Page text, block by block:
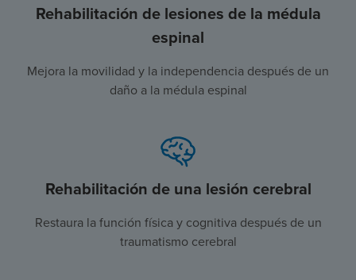
Rehabilitación de lesiones de la médula
espinal
Mejora la movilidad y la independencia después de un
daño a la médula espinal
Rehabilitación de una lesión cerebral
Restaura la función física y cognitiva después de un
traumatismo cerebral